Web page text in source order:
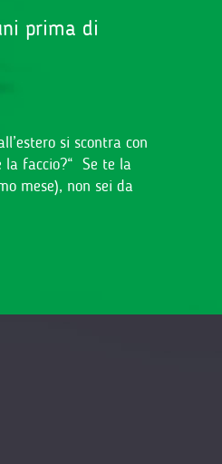
prima di
si scontra con
la faccio?“ Se te la
mese), non sei da